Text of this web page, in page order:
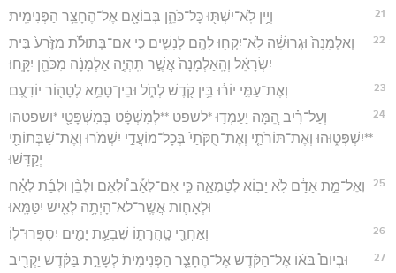
21 וְיַ֥יִן לֹֽא־יִשְׁתּ֖וּ כָּל־כֹּהֵ֑ן בְּבוֹאָ֖ם אֶל־הֶחָצֵ֥ר הַפְּנִימִֽית׃
22
וְאַלְמָנָה֙ וּגְרוּשָׁ֔ה לֹֽא־יִקְח֥וּ לָהֶ֖ם לְנָשִׁ֑ים כִּ֣י אִם־בְּתוּלֹ֗ת מִזֶּ֙רַע֙ בֵּ֣ית
יִשְׂרָאֵ֔ל וְהָֽאַלְמָנָה֙ אֲשֶׁ֣ר תִּֽהְיֶ֣ה אַלְמָנָ֔ה מִכֹּהֵ֖ן יִקָּֽחוּ׃
23 וְאֶת־עַמִּ֣י יוֹר֔וּ בֵּ֥ין קֹ֖דֶשׁ לְחֹ֑ל וּבֵין־טָמֵ֥א לְטָה֖וֹר יוֹדִעֻֽם׃
24
וְעַל־רִ֗יב הֵ֚מָּה יַעַמְד֣וּ *לשפט **לְמִשְׁפָּ֔ט בְּמִשְׁפָּטַ֖י *ושפטהו
**יִשְׁפְּט֑וּהוּ וְאֶת־תּוֹרֹתַ֤י וְאֶת־חֻקֹּתַי֙ בְּכָל־מוֹעֲדַ֣י יִשְׁמֹ֔רוּ וְאֶת־שַׁבְּתוֹתַ֖י
יְקַדֵּֽשׁוּ׃
25
וְאֶל־מֵ֣ת אָדָ֔ם לֹ֥א יָב֖וֹא לְטָמְאָ֑ה כִּ֣י אִם־לְאָ֡ב וּ֠לְאֵם וּלְבֵ֨ן וּלְבַ֜ת לְאָ֗ח
וּלְאָח֛וֹת אֲשֶֽׁר־לֹא־הָיְתָ֥ה לְאִ֖ישׁ יִטַּמָּֽאוּ׃
26 וְאַחֲרֵ֖י טָֽהֳרָת֑וֹ שִׁבְעַ֥ת יָמִ֖ים יִסְפְּרוּ־לֽוֹ׃
27
וּבְיוֹם֩ בֹּא֨וֹ אֶל־הַקֹּ֜דֶשׁ אֶל־הֶחָצֵ֤ר הַפְּנִימִית֙ לְשָׁרֵ֣ת בַּקֹּ֔דֶשׁ יַקְרִ֖יב